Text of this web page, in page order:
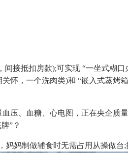
抵扣房款);可实现 “一坐式糊口
怀，一个洗肉类)和 “嵌入式蒸烤
、血糖、心电图，正在央企质
”？
制做辅食时无需占用从操做台;